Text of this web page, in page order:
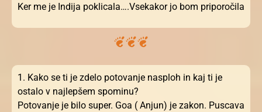
Ker me je Indija poklicala….Vsekakor jo bom priporočila
1. Kako se ti je zdelo potovanje nasploh in kaj ti je
ostalo v najlepšem spominu?
Potovanje je bilo super. Goa ( Anjun) je zakon. Puscava